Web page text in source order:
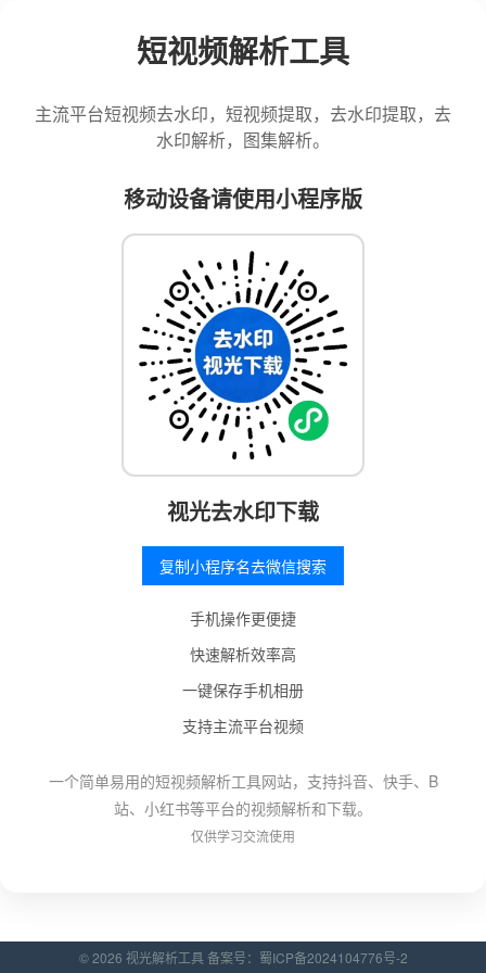
短视频解析工具
主流平台短视频去水印，短视频提取，去水印提取，去
水印解析，图集解析。
移动设备请使用小程序版
视光去水印下载
复制小程序名去微信搜索
手机操作更便捷
快速解析效率高
一键保存手机相册
支持主流平台视频
一个简单易用的短视频解析工具网站，支持抖音、快手、B
站、小红书等平台的视频解析和下载。
仅供学习交流使用
© 2026 视光解析工具 备案号： 蜀ICP备2024104776号-2